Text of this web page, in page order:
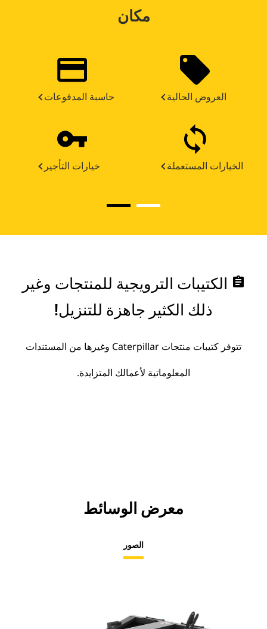
مكان
حاسبة المدفوعات العروض الحالية
خيارات التأجير الخيارات المستعملة
assignment الكتيبات الترويجية للمنتجات وغير
ذلك الكثير جاهزة للتنزيل!
تتوفر كتيبات منتجات Caterpillar وغيرها من المستندات
المعلوماتية لأعمالك المتزايدة.
معرض الوسائط
الصور